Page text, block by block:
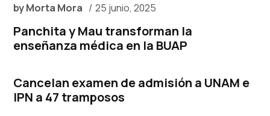
byMorta Mora 25 junio, 2025
Panchita y Mau transforman la
enseñanza médica en la BUAP
Cancelan examen de admisión a UNAM e
IPN a 47 tramposos